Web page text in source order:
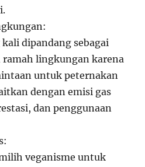
dipandang sebagai
lingkungan karena
untuk peternakan
dengan emisi gas
dan penggunaan
veganisme untuk